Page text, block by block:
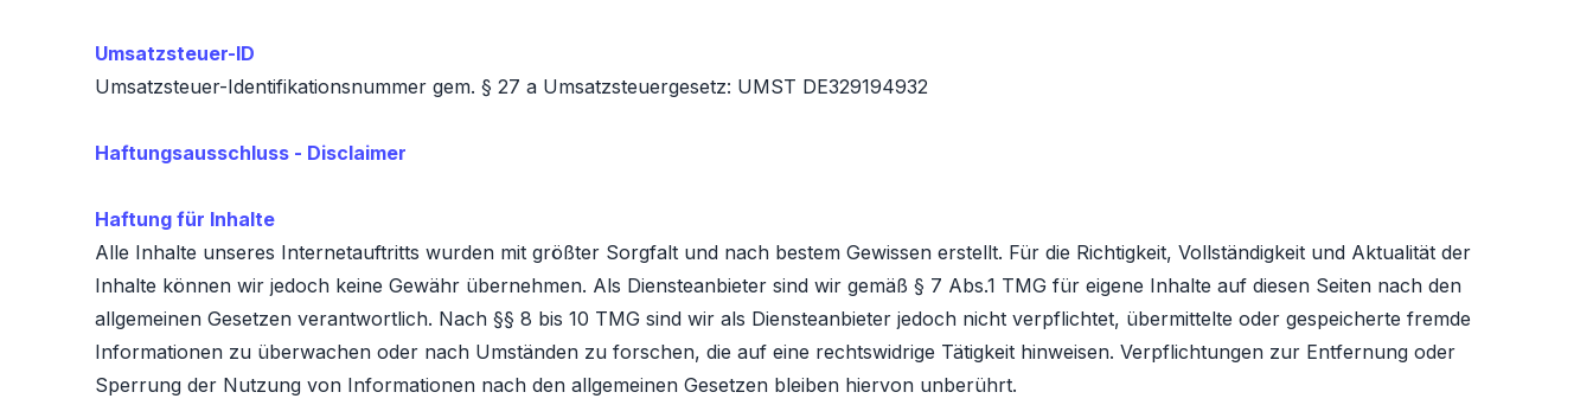
Umsatzsteuer-ID
Umsatzsteuer-Identifikationsnummer gem. § 27 a Umsatzsteuergesetz: UMST DE329194932
Haftungsausschluss - Disclaimer
Haftung für Inhalte
Alle Inhalte unseres Internetauftritts wurden mit größter Sorgfalt und nach bestem Gewissen erstellt. Für die Richtigkeit, Vollständigkeit und Aktualität der
Inhalte können wir jedoch keine Gewähr übernehmen. Als Diensteanbieter sind wir gemäß § 7 Abs.1 TMG für eigene Inhalte auf diesen Seiten nach den
allgemeinen Gesetzen verantwortlich. Nach §§ 8 bis 10 TMG sind wir als Diensteanbieter jedoch nicht verpflichtet, übermittelte oder gespeicherte fremde
Informationen zu überwachen oder nach Umständen zu forschen, die auf eine rechtswidrige Tätigkeit hinweisen. Verpflichtungen zur Entfernung oder
Sperrung der Nutzung von Informationen nach den allgemeinen Gesetzen bleiben hiervon unberührt.